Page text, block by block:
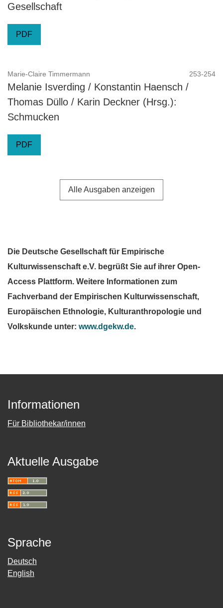
Gesellschaft
PDF
Marie-Claire Timmermann 253-254
Melanie Isverding / Konstantin Haensch /
Thomas Düllo / Karin Deckner (Hrsg.):
Schmucken
PDF
Alle Ausgaben anzeigen
Die Deutsche Gesellschaft für Empirische
Kulturwissenschaft e.V. begrüßt Sie auf ihrer Open-
Access Plattform. Weitere Informationen zum
Fachverband der Empirischen Kulturwissenschaft,
Europäischen Ethnologie, Kulturanthropologie und
Volkskunde unter: www.dgekw.de.
Informationen
Für Bibliothekar/innen
Aktuelle Ausgabe
Sprache
Deutsch
English